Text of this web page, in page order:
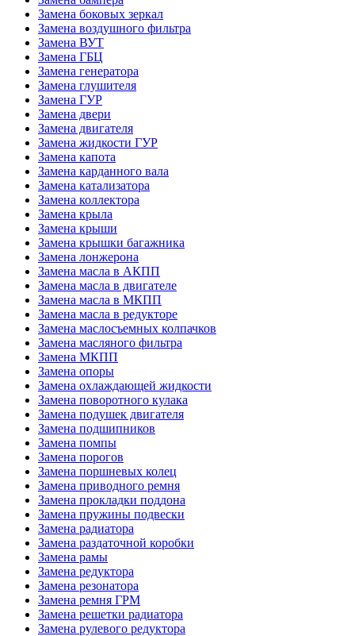
Замена боковых зеркал
Замена воздушного фильтра
Замена ВУТ
Замена ГБЦ
Замена генератора
Замена глушителя
Замена ГУР
Замена двери
Замена двигателя
Замена жидкости ГУР
Замена капота
Замена карданного вала
Замена катализатора
Замена коллектора
Замена крыла
Замена крыши
Замена крышки багажника
Замена лонжерона
Замена масла в АКПП
Замена масла в двигателе
Замена масла в МКПП
Замена масла в редукторе
Замена маслосъемных колпачков
Замена масляного фильтра
Замена МКПП
Замена опоры
Замена охлаждающей жидкости
Замена поворотного кулака
Замена подушек двигателя
Замена подшипников
Замена помпы
Замена порогов
Замена поршневых колец
Замена приводного ремня
Замена прокладки поддона
Замена пружины подвески
Замена радиатора
Замена раздаточной коробки
Замена рамы
Замена редуктора
Замена резонатора
Замена ремня ГРМ
Замена решетки радиатора
Замена рулевого редуктора